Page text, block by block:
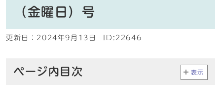
（金曜日）号
更新日： 2024年9月13日 ID:22646
ページ内目次 表示